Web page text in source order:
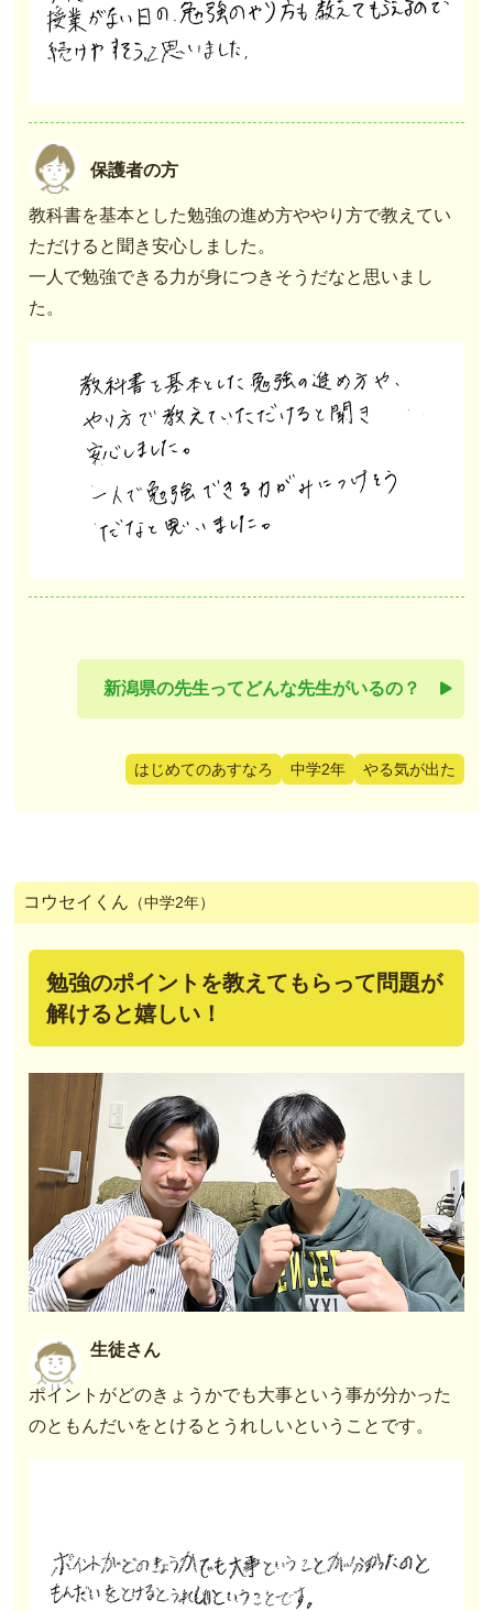
保護者の方
教科書を基本とした勉強の進め方ややり方で教えてい
ただけると聞き安心しました。
一人で勉強できる力が身につきそうだなと思いまし
た。
新潟県の先生ってどんな先生がいるの？
はじめてのあすなろ 中学2年 やる気が出た
コウセイくん （中学2年）
勉強のポイントを教えてもらって問題が
解けると嬉しい！
生徒さん
ポイントがどのきょうかでも大事という事が分かった
のともんだいをとけるとうれしいということです。